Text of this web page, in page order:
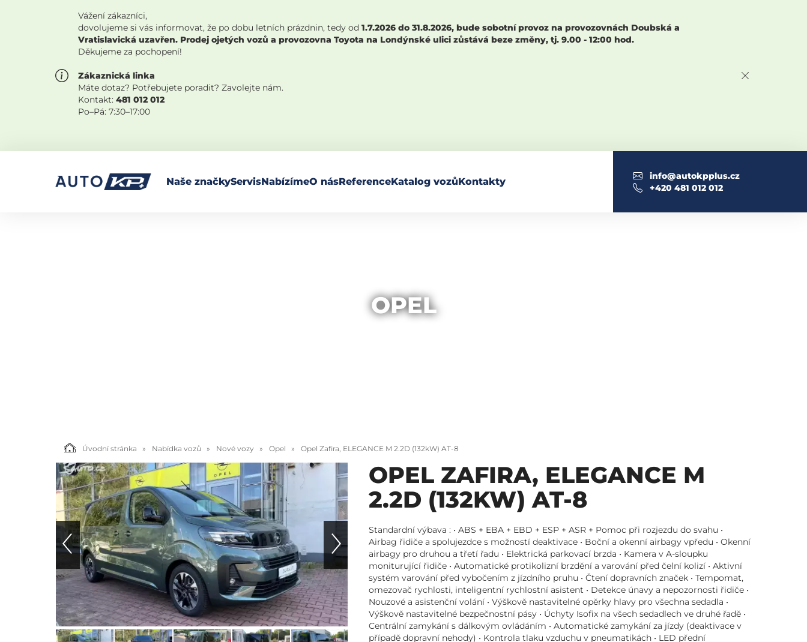
Vážení zákazníci,
dovolujeme si vás informovat, že po dobu letních prázdnin, tedy od 1.7.2026 do 31.8.2026, bude sobotní provoz na provozovnách Doubská a
Vratislavická uzavřen. Prodej ojetých vozů a provozovna Toyota na Londýnské ulici zůstává beze změny, tj. 9.00 - 12:00 hod.
Děkujeme za pochopení!
Zákaznická linka
Máte dotaz? Potřebujete poradit? Zavolejte nám.
Kontakt: 481 012 012
Po–Pá: 7:30–17:00
Naše značkyServisNabízímeO násReferenceKatalog vozůKontakty
info@autokpplus.cz
+420 481 012 012
OPEL
Úvodní stránka Nabídka vozů Nové vozy Opel Opel Zafira, ELEGANCE M 2.2D (132kW) AT-8
OPEL ZAFIRA, ELEGANCE M
2.2D (132KW) AT-8
Standardní výbava : • ABS + EBA + EBD + ESP + ASR + Pomoc při rozjezdu do svahu •
Airbag řidiče a spolujezdce s možností deaktivace • Boční a okenní airbagy vpředu • Okenní
airbagy pro druhou a třetí řadu • Elektrická parkovací brzda • Kamera v A-sloupku
moniturující řidiče • Automatické protikolizní brzdění a varování před čelní kolizí • Aktivní
systém varování před vybočením z jízdního pruhu • Čtení dopravních značek • Tempomat,
omezovač rychlosti, inteligentní rychlostní asistent • Detekce únavy a nepozornosti řidiče •
Nouzové a asistenční volání • Výškově nastavitelné opěrky hlavy pro všechna sedadla •
Výškově nastavitelné bezpečnostní pásy • Úchyty Isofix na všech sedadlech ve druhé řadě •
Centrální zamykání s dálkovým ovládáním • Automatické zamykání za jízdy (deaktivace v
případě dopravní nehody) • Kontrola tlaku vzduchu v pneumatikách • LED přední